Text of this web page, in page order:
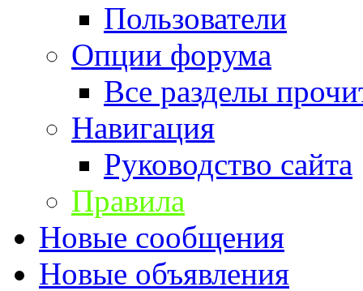
Пользователи
Опции форума
Все разделы
Навигация
Руководство сайта
Правила
Новые сообщения
Новые объявления